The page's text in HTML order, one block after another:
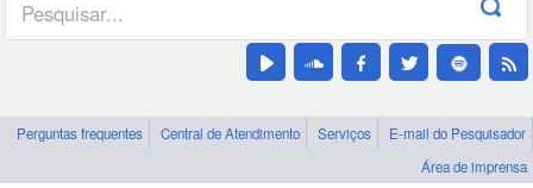
Perguntas frequentes Central de Atendimento Serviços
E-mail do Pesquisador
Área de imprensa